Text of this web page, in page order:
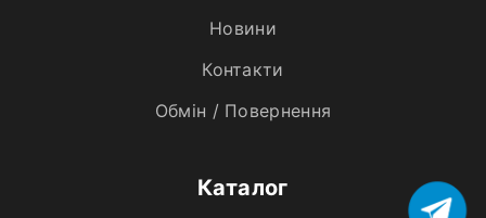
Новини
Контакти
Обмін / Повернення
Каталог